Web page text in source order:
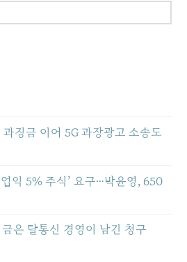
징금 이어 5G 과장광고 소송도
익 5% 주식’ 요구…박윤영, 650
은 탈통신 경영이 남긴 청구